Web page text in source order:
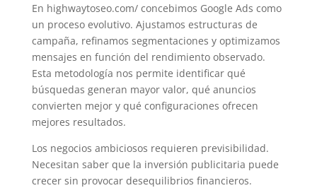
En highwaytoseo.com/ concebimos Google Ads como
un proceso evolutivo. Ajustamos estructuras de
campaña, refinamos segmentaciones y optimizamos
mensajes en función del rendimiento observado.
Esta metodología nos permite identificar qué
búsquedas generan mayor valor, qué anuncios
convierten mejor y qué configuraciones ofrecen
mejores resultados.
Los negocios ambiciosos requieren previsibilidad.
Necesitan saber que la inversión publicitaria puede
crecer sin provocar desequilibrios financieros.